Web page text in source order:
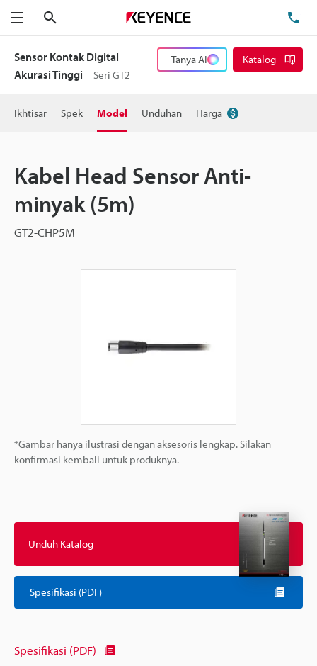
Menu
Sensor Kontak Digital
Akurasi Tinggi
Seri GT2
Tanya AI Katalog
Ikhtisar Spek Model Unduhan Harga
Kabel Head Sensor Anti-
minyak (5m)
GT2-CHP5M
*Gambar hanya ilustrasi dengan aksesoris lengkap. Silakan
konfirmasi kembali untuk produknya.
Unduh Katalog
Spesifikasi (PDF)
Spesifikasi (PDF)